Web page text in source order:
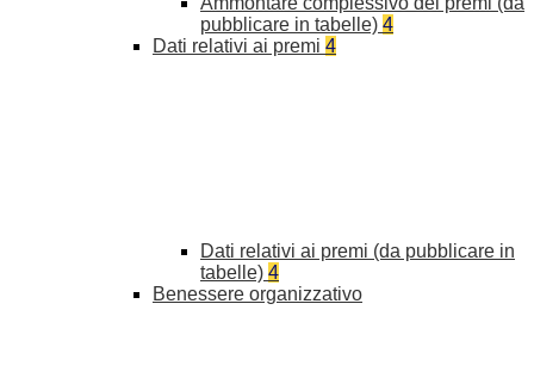
pubblicare in tabelle) 4
Dati relativi ai premi 4
Dati relativi ai premi (da pubblicare in
tabelle) 4
Benessere organizzativo